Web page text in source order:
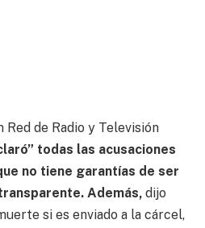
Red de Radio y Televisión
todas las acusaciones
no tiene garantías de ser
Además, dijo
si es enviado a la cárcel,